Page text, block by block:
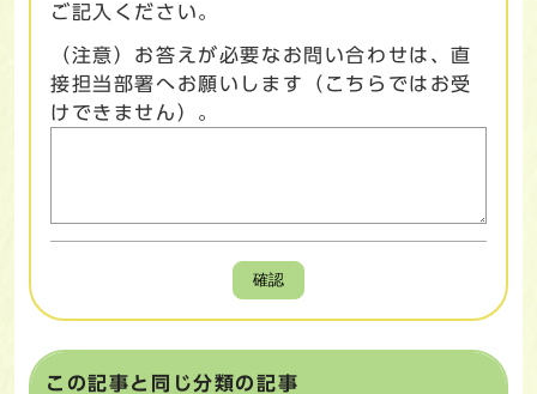
ご記入ください。
（注意）お答えが必要なお問い合わせは、直
接担当部署へお願いします（こちらではお受
けできません）。
確認
この記事と同じ分類の記事